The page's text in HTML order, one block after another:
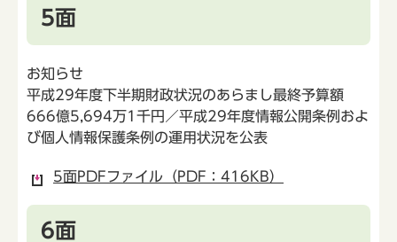
5面
お知らせ
平成29年度下半期財政状況のあらまし最終予算額
666億5,694万1千円／平成29年度情報公開条例およ
び個人情報保護条例の運用状況を公表
5面PDFファイル（PDF：416KB）
6面